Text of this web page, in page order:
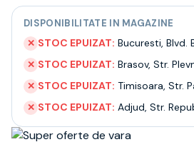
Termeni si conditii
Politica de confidentialitate
Intrebari frecvente
DISPONIBILITATE IN MAGAZINE
✕ STOC EPUIZAT: Bucuresti, Blvd.
✕ STOC EPUIZAT: Brasov, Str.
✕ STOC EPUIZAT: Timisoara, Str.
✕ STOC EPUIZAT: Adjud, Str.